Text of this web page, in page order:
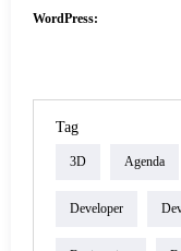
WordPress:
Tag
3D Agenda
Developer